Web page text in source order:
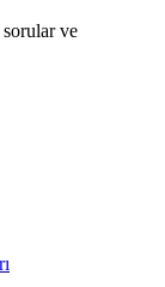
ve